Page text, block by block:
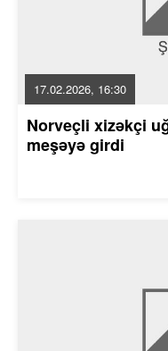
17.02.2026, 16:30
Norveçli xizəkçi
meşəyə girdi